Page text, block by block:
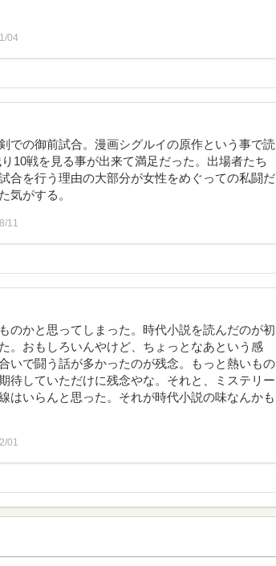
04
での御前試合。漫画シグルイの原作という事で読
10戦を見る事が出来て満足だった。出場者たち
合を行う理由の大部分が女性をめぐっての私闘だ
気がする。
11
のかと思ってしまった。時代小説を読んだのが初
。おもしろいんやけど、ちょっとなあという感
いで闘う話が多かったのが残念。もっと熱いもの
待していただけに残念やな。それと、ミステリー
はいらんと思った。それが時代小説の味なんかも
01